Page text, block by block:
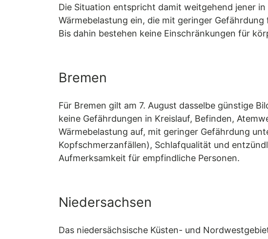
Die Situation entspricht damit weitgehend jener
Wärmebelastung ein, die mit geringer
Bis dahin bestehen keine Einschränkungen für
Bremen
Für Bremen gilt am 7. August dasselbe günstige
keine Gefährdungen in Kreislauf, Befinden,
Wärmebelastung auf, mit geringer Gefährdung
Kopfschmerzanfällen), Schlafqualität und
Aufmerksamkeit für empfindliche Personen.
Niedersachsen
Das niedersächsische Küsten- und